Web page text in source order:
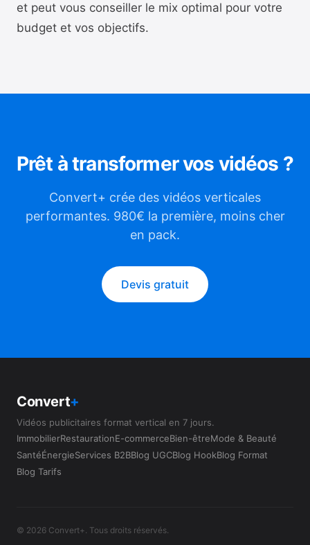
et peut vous conseiller le mix optimal pour votre
budget et vos objectifs.
Prêt à transformer vos vidéos ?
Convert+ crée des vidéos verticales
performantes. 980€ la première, moins cher
en pack.
Devis gratuit
Convert+
Vidéos publicitaires format vertical en 7 jours.
ImmobilierRestaurationE-commerceBien-êtreMode & Beauté
SantéÉnergieServices B2BBlog UGCBlog HookBlog Format
Blog Tarifs
© 2026 Convert+. Tous droits réservés.